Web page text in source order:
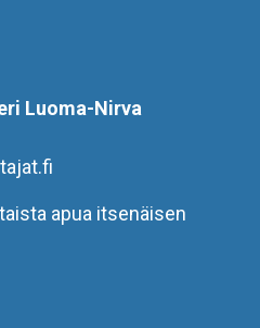
Luoma-Nirva
apua itsenäisen